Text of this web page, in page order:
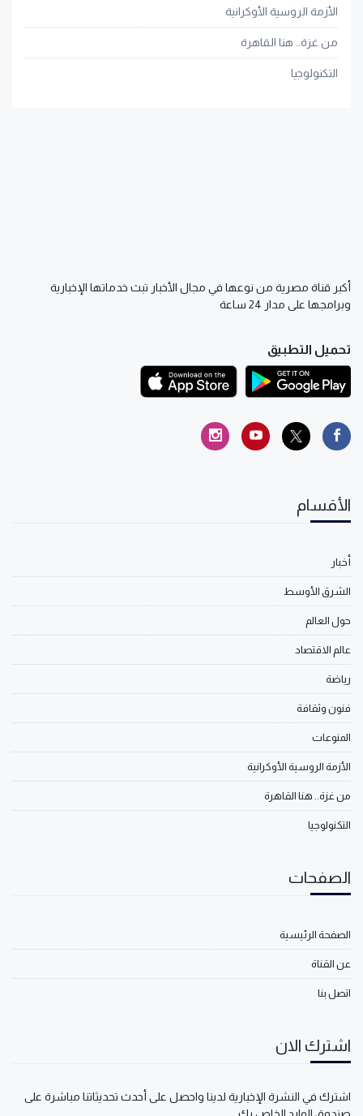
الأزمة الروسية الأوكرانية
من غزة.. هنا القاهرة
التكنولوجيا
أكبر قناة مصرية من نوعها في مجال الأخبار تبث خدماتها الإخبارية
وبرامجها على مدار 24 ساعة
تحميل التطبيق
الأقسام
أخبار
الشرق الأوسط
حول العالم
عالم الاقتصاد
رياضة
فنون وثقافة
المنوعات
الأزمة الروسية الأوكرانية
من غزة.. هنا القاهرة
التكنولوجيا
الصفحات
الصفحة الرئيسية
عن القناة
اتصل بنا
اشترك الان
اشترك في النشرة الإخبارية لدينا واحصل على أحدث تحديثاتنا مباشرة على